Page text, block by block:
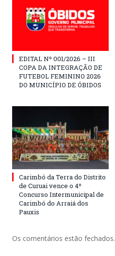
EDITAL Nº 001/2026 – III
COPA DA INTEGRAÇÃO DE
FUTEBOL FEMININO 2026
DO MUNICÍPIO DE ÓBIDOS
Carimbó da Terra do Distrito
de Curuai vence o 4º
Concurso Intermunicipal de
Carimbó do Arraiá dos
Pauxis
Os comentários estão fechados.